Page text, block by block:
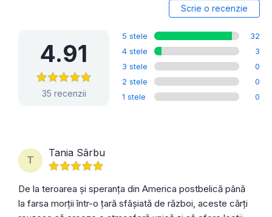
Scrie o recenzie
4.91
35 recenzii
5 stele
32
4 stele
3
3 stele
0
2 stele
0
1 stele
0
T
Tania Sârbu
De la teroarea și speranța din America postbelică până
la farsa morții într-o țară sfâșiată de război, aceste cărți